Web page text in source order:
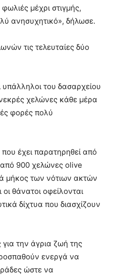
μέχρι στιγμής,
ανησυχητικό», δήλωσε.
τις τελευταίες δύο
υπάλληλοι του δασαρχείου
χελώνες κάθε μέρα
φορές πολύ
έχει παρατηρηθεί από
από 900 χελώνες olive
μήκος των νότιων ακτών
οι θάνατοι οφείλονται
δίχτυα που διασχίζουν
την άγρια ζωή της
ενεργά να
ώστε να